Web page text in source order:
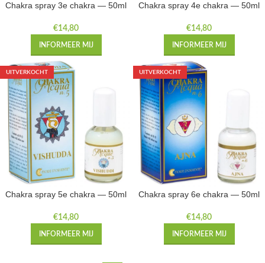
Chakra spray 3e chakra — 50ml
€14,80
INFORMEER MIJ
Chakra spray 4e chakra — 50ml
€14,80
INFORMEER MIJ
UITVERKOCHT
Chakra spray 5e chakra — 50ml
€14,80
INFORMEER MIJ
UITVERKOCHT
Chakra spray 6e chakra — 50ml
€14,80
INFORMEER MIJ